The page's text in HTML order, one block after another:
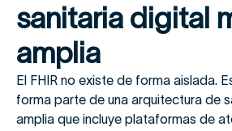
sanitaria digital
amplia
El FHIR no existe de forma aislada.
forma parte de una arquitectura de
amplia que incluye plataformas de